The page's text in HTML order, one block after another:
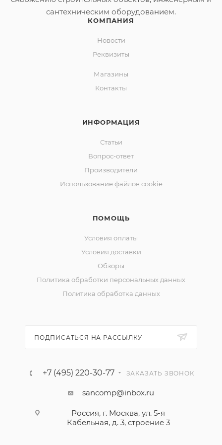
сантехническим оборудованием.
КОМПАНИЯ
Новости
Реквизиты
Магазины
Контакты
ИНФОРМАЦИЯ
Статьи
Вопрос-ответ
Производители
Использование файлов cookie
ПОМОЩЬ
Условия оплаты
Условия доставки
Обзоры
Политика обработки персональных данных
Политика обработка данных
ПОДПИСАТЬСЯ НА РАССЫЛКУ
+7 (495) 220-30-77 ЗАКАЗАТЬ ЗВОНОК
sancomp@inbox.ru
Россия, г. Москва, ул. 5-я
Кабельная, д. 3, строение 3